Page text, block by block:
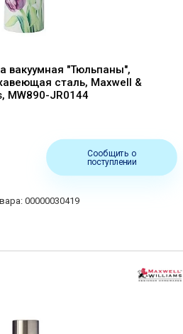
вакуумная "Тюльпаны",
сталь, Maxwell &
MW890-JR0144
Сообщить о
поступлении
00000030419